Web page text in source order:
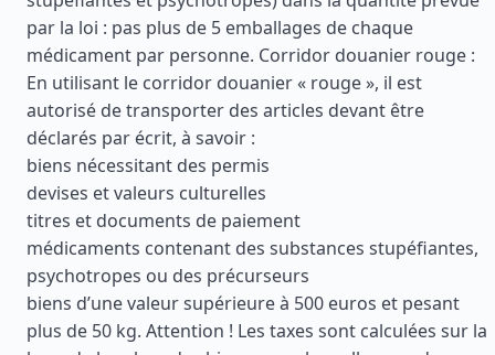
par la loi : pas plus de 5 emballages de chaque
médicament par personne. Corridor douanier rouge :
En utilisant le corridor douanier « rouge », il est
autorisé de transporter des articles devant être
déclarés par écrit, à savoir :
biens nécessitant des permis
devises et valeurs culturelles
titres et documents de paiement
médicaments contenant des substances stupéfiantes,
psychotropes ou des précurseurs
biens d’une valeur supérieure à 500 euros et pesant
plus de 50 kg. Attention ! Les taxes sont calculées sur la